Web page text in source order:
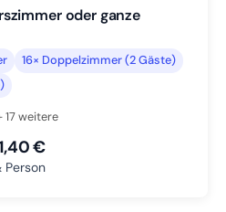
oder ganze
16× Doppelzimmer (2 Gäste)
17 weitere
€